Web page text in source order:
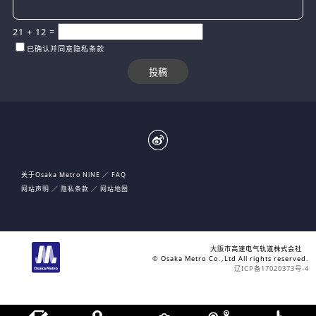
21 + 12 =
已确认并同意隐私条款
关于Osaka Metro NiNE
FAQ
网站声明
隐私条款 网站地图
大阪市高速电气轨道株式会社
© Osaka Metro Co.,Ltd All rights reserved.
辽ICP备17020373号-4